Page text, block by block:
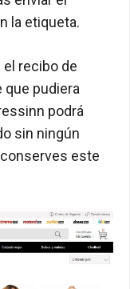
la etiqueta.
recibo de
que pudiera
podrá
sin ningún
este